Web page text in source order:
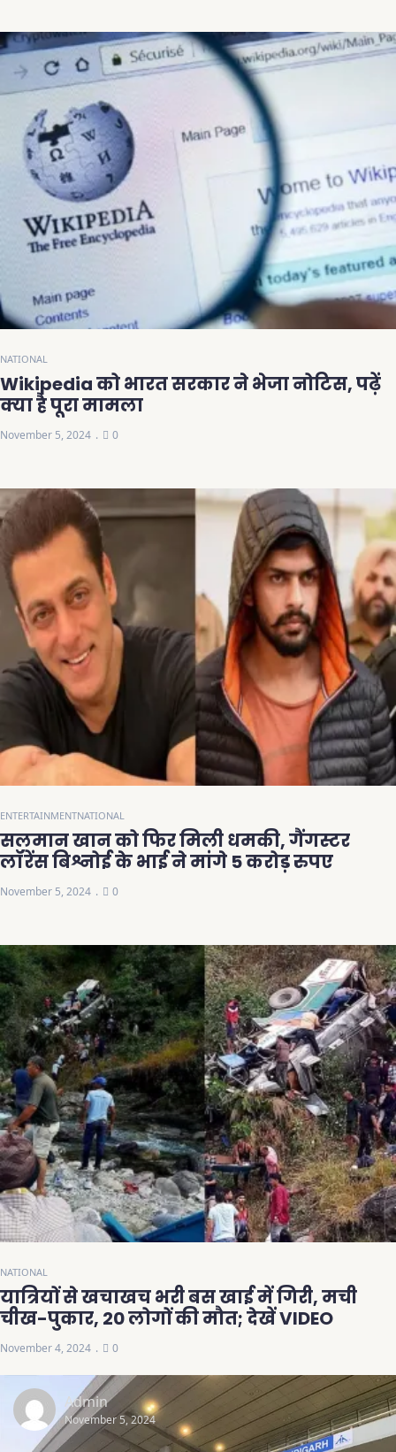
NATIONAL
Wikipedia को भारत सरकार ने भेजा नोटिस, पढ़ें
क्या है पूरा मामला
November 5, 2024 0
ENTERTAINMENTNATIONAL
सलमान खान को फिर मिली धमकी, गैंगस्टर
लॉरेंस बिश्नोई के भाई ने मांगे 5 करोड़ रुपए
November 5, 2024 0
NATIONAL
यात्रियों से खचाखच भरी बस खाई में गिरी, मची
चीख-पुकार, 20 लोगों की मौत; देखें VIDEO
November 4, 2024 0
Admin
November 5, 2024